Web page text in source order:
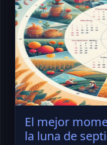
El mejor
la luna de